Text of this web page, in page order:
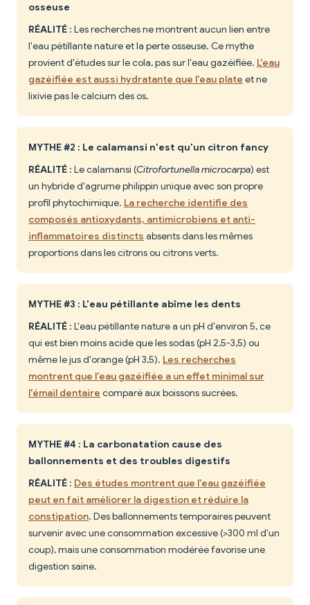
osseuse
RÉALITÉ : Les recherches ne montrent aucun lien entre
l'eau pétillante nature et la perte osseuse. Ce mythe
provient d'études sur le cola, pas sur l'eau gazéifiée. L'eau
gazéifiée est aussi hydratante que l'eau plate et ne
lixivie pas le calcium des os.
MYTHE #2 : Le calamansi n'est qu'un citron fancy
RÉALITÉ : Le calamansi (Citrofortunella microcarpa) est
un hybride d'agrume philippin unique avec son propre
profil phytochimique. La recherche identifie des
composés antioxydants, antimicrobiens et anti-
inflammatoires distincts absents dans les mêmes
proportions dans les citrons ou citrons verts.
MYTHE #3 : L'eau pétillante abîme les dents
RÉALITÉ : L'eau pétillante nature a un pH d'environ 5, ce
qui est bien moins acide que les sodas (pH 2,5-3,5) ou
même le jus d'orange (pH 3,5). Les recherches
montrent que l'eau gazéifiée a un effet minimal sur
l'émail dentaire comparé aux boissons sucrées.
MYTHE #4 : La carbonatation cause des
ballonnements et des troubles digestifs
RÉALITÉ : Des études montrent que l'eau gazéifiée
peut en fait améliorer la digestion et réduire la
constipation. Des ballonnements temporaires peuvent
survenir avec une consommation excessive (>300 ml d'un
coup), mais une consommation modérée favorise une
digestion saine.